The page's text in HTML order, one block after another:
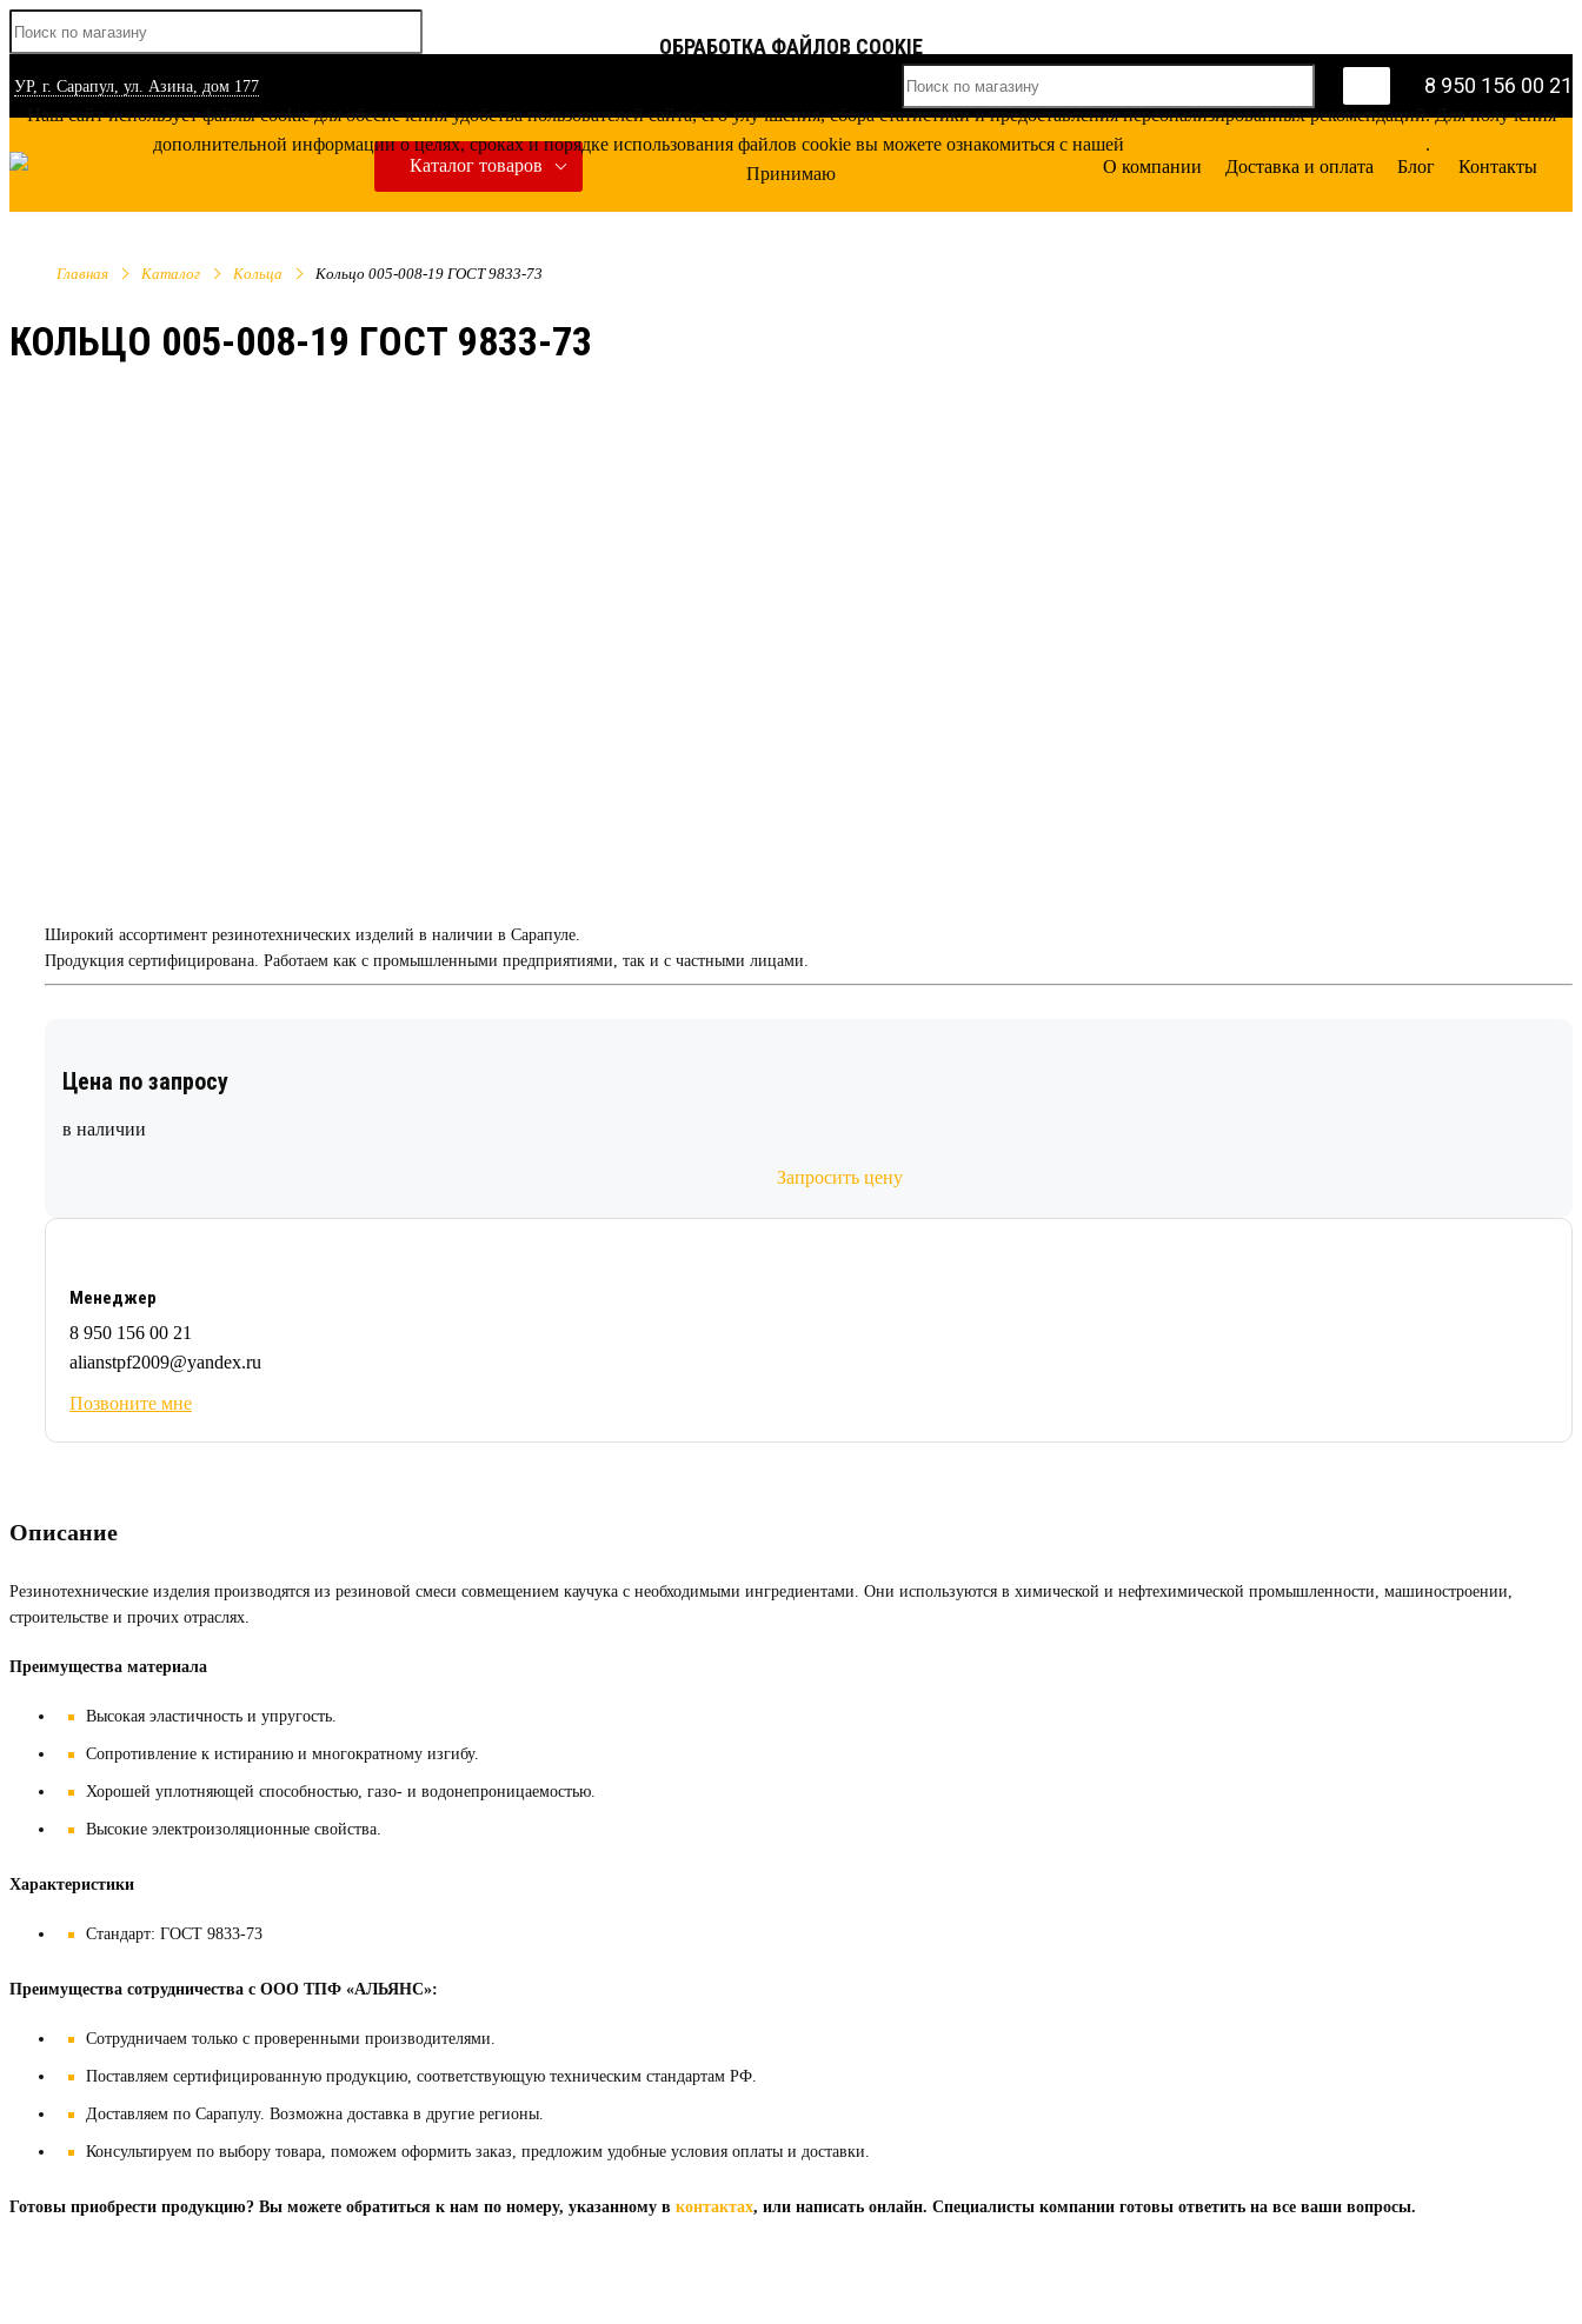
УР, г. Сарапул, ул. Азина, дом 177 8 950 156 00 21
О компании Доставка и оплата Блог Контакты
Каталог товаров
Главная Каталог Кольца Кольцо 005-008-19 ГОСТ 9833-73
КОЛЬЦО 005-008-19 ГОСТ 9833-73
Широкий ассортимент резинотехнических изделий в наличии в Сарапуле.
Продукция сертифицирована. Работаем как с промышленными предприятиями, так и с частными лицами.
Цена по запросу
в наличии
Запросить цену
Менеджер
8 950 156 00 21
alianstpf2009@yandex.ru
Позвоните мне
Описание
Резинотехнические изделия производятся из резиновой смеси совмещением каучука с необходимыми ингредиентами. Они используются в химической и нефтехимической промышленности, машиностроении,
строительстве и прочих отраслях.
Преимущества материала
Высокая эластичность и упругость.
Сопротивление к истиранию и многократному изгибу.
Хорошей уплотняющей способностью, газо- и водонепроницаемостью.
Высокие электроизоляционные свойства.
Характеристики
Стандарт: ГОСТ 9833-73
Преимущества сотрудничества с ООО ТПФ «АЛЬЯНС»:
Сотрудничаем только с проверенными производителями.
Поставляем сертифицированную продукцию, соответствующую техническим стандартам РФ.
Доставляем по Сарапулу. Возможна доставка в другие регионы.
Консультируем по выбору товара, поможем оформить заказ, предложим удобные условия оплаты и доставки.
Готовы приобрести продукцию? Вы можете обратиться к нам по номеру, указанному в контактах, или написать онлайн. Специалисты компании готовы ответить на все ваши вопросы.
ОБРАБОТКА ФАЙЛОВ COOKIE
Наш сайт использует файлы cookie для обеспечения удобства пользователей сайта, его улучшения, сбора статистики и предоставления персонализированных рекомендаций. Для получения
дополнительной информации о целях, сроках и порядке использования файлов cookie вы можете ознакомиться с нашей
.
Принимаю